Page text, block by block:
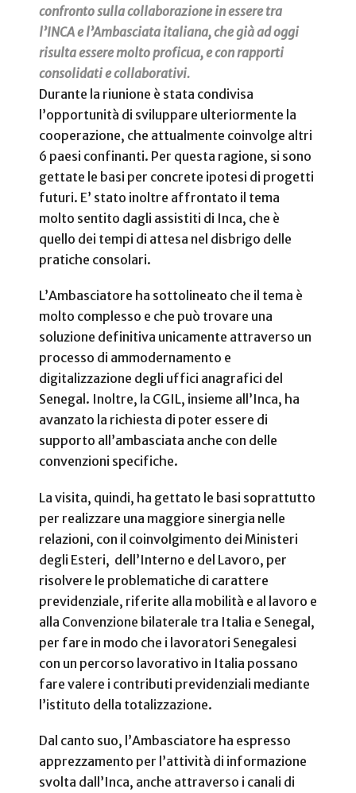
confronto sulla collaborazione in essere tra
l’INCA e l’Ambasciata italiana, che già ad oggi
risulta essere molto proficua, e con rapporti
consolidati e collaborativi.
Durante la riunione è stata condivisa
l’opportunità di sviluppare ulteriormente la
cooperazione, che attualmente coinvolge altri
6 paesi confinanti. Per questa ragione, si sono
gettate le basi per concrete ipotesi di progetti
futuri. E’ stato inoltre affrontato il tema
molto sentito dagli assistiti di Inca, che è
quello dei tempi di attesa nel disbrigo delle
pratiche consolari.
L’Ambasciatore ha sottolineato che il tema è
molto complesso e che può trovare una
soluzione definitiva unicamente attraverso un
processo di ammodernamento e
digitalizzazione degli uffici anagrafici del
Senegal. Inoltre, la CGIL, insieme all’Inca, ha
avanzato la richiesta di poter essere di
supporto all’ambasciata anche con delle
convenzioni specifiche.
La visita, quindi, ha gettato le basi soprattutto
per realizzare una maggiore sinergia nelle
relazioni, con il coinvolgimento dei Ministeri
degli Esteri, dell’Interno e del Lavoro, per
risolvere le problematiche di carattere
previdenziale, riferite alla mobilità e al lavoro e
alla Convenzione bilaterale tra Italia e Senegal,
per fare in modo che i lavoratori Senegalesi
con un percorso lavorativo in Italia possano
fare valere i contributi previdenziali mediante
l’istituto della totalizzazione.
Dal canto suo, l’Ambasciatore ha espresso
apprezzamento per l’attività di informazione
svolta dall’Inca, anche attraverso i canali di